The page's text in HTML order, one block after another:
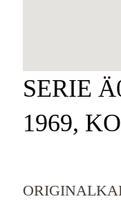
SERIE
1969,